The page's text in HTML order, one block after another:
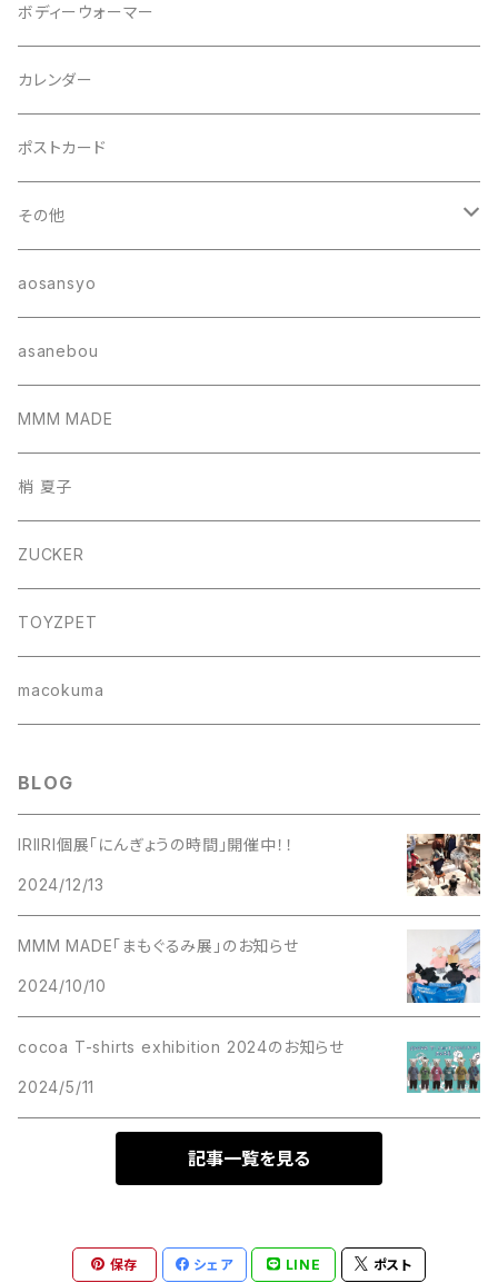
ジャケット
ヘアゴム
ボディーウォーマー
カレンダー
ポストカード
その他
ポーチ
帽子
サコッシュ
巾着バッグ
バッグ
フォトフレーム
懐紙入れ
aosansyo
asanebou
MMM MADE
梢 夏子
ZUCKER
TOYZPET
macokuma
BLOG
IRIIRI個展「にんぎょうの時間」開催中！！
2024/12/13
MMM MADE「まもぐるみ展」のお知らせ
2024/10/10
cocoa T-shirts exhibition 2024のお知らせ
2024/5/11
記事一覧を見る
保存 シェア LINE ポスト